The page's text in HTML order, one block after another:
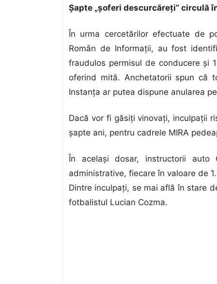
Şapte „şoferi descurcăreţi” circulă
În urma cercetărilor efectuate de
Român de Informaţii, au fost
fraudulos permisul de conducere şi
oferind mită. Anchetatorii spun că
Instanţa ar putea dispune anularea
Dacă vor fi găsiţi vinovaţi, inculpaţii
şapte ani, pentru cadrele MIRA
În acelaşi dosar, instructorii
administrative, fiecare în valoare de
Dintre inculpaţi, se mai află în stare
fotbalistul Lucian Cozma.